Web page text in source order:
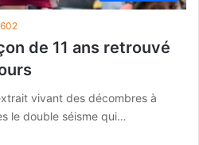
602
de 11 ans retrouvé
vivant des décombres à
le double séisme qui…